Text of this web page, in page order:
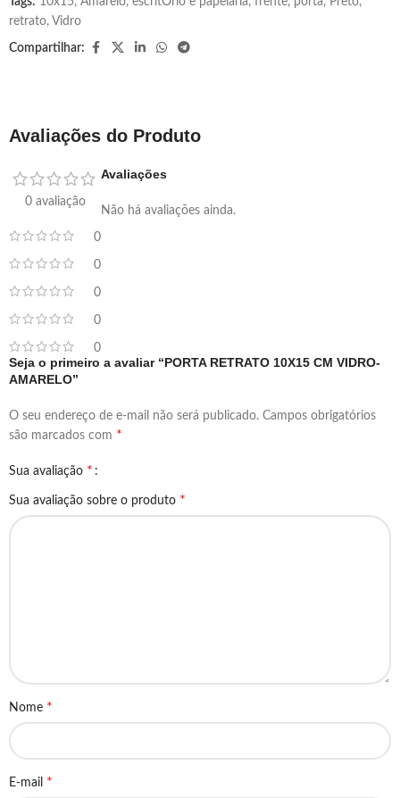
retrato, Vidro
Compartilhar:
Avaliações do Produto
0 avaliação
0
0
0
0
0
Avaliações
Não há avaliações ainda.
Seja o primeiro a avaliar “PORTA RETRATO 10X15 CM VIDRO-
AMARELO”
O seu endereço de e-mail não será publicado. Campos obrigatórios
são marcados com *
Sua avaliação *
Sua avaliação sobre o produto *
Nome *
E-mail *